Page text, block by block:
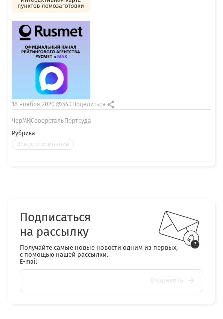
Рубрика
Новости компаний
18 ноября 2020 540 Поделиться
ЧерМКСеверсталь Портсуда
Подписаться
на рассылку
Получайте самые новые новости одним из первых,
с помощью нашей рассылки.
E-mail
Отправить